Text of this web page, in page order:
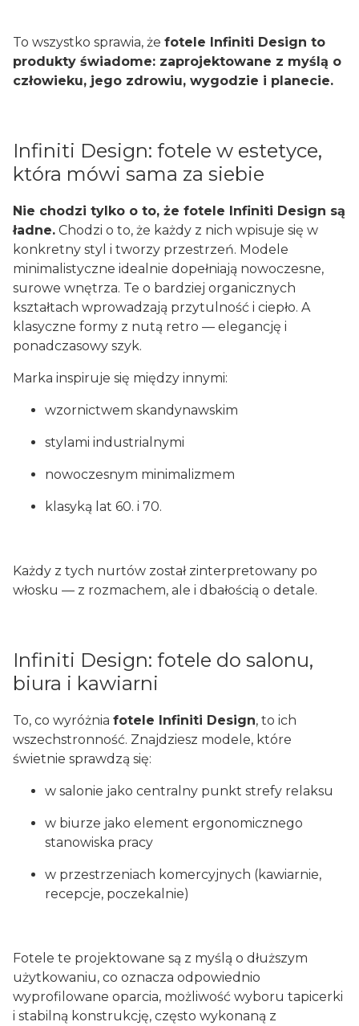
To wszystko sprawia, że fotele Infiniti Design to
produkty świadome: zaprojektowane z myślą o
człowieku, jego zdrowiu, wygodzie i planecie.
Infiniti Design: fotele w estetyce,
która mówi sama za siebie
Nie chodzi tylko o to, że fotele Infiniti Design są
ładne. Chodzi o to, że każdy z nich wpisuje się w
konkretny styl i tworzy przestrzeń. Modele
minimalistyczne idealnie dopełniają nowoczesne,
surowe wnętrza. Te o bardziej organicznych
kształtach wprowadzają przytulność i ciepło. A
klasyczne formy z nutą retro — elegancję i
ponadczasowy szyk.
Marka inspiruje się między innymi:
wzornictwem skandynawskim
stylami industrialnymi
nowoczesnym minimalizmem
klasyką lat 60. i 70.
Każdy z tych nurtów został zinterpretowany po
włosku — z rozmachem, ale i dbałością o detale.
Infiniti Design: fotele do salonu,
biura i kawiarni
To, co wyróżnia fotele Infiniti Design, to ich
wszechstronność. Znajdziesz modele, które
świetnie sprawdzą się:
w salonie jako centralny punkt strefy relaksu
w biurze jako element ergonomicznego
stanowiska pracy
w przestrzeniach komercyjnych (kawiarnie,
recepcje, poczekalnie)
Fotele te projektowane są z myślą o dłuższym
użytkowaniu, co oznacza odpowiednio
wyprofilowane oparcia, możliwość wyboru tapicerki
i stabilną konstrukcję, często wykonaną z